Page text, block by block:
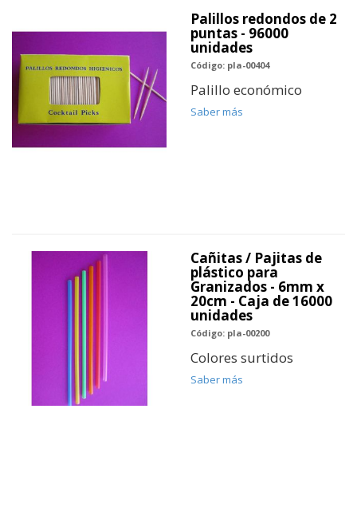
Palillos redondos de 2
puntas - 96000
unidades
Código: pla-00404
Palillo económico
Saber más
Cañitas / Pajitas de
plástico para
Granizados - 6mm x
20cm - Caja de 16000
unidades
Código: pla-00200
Colores surtidos
Saber más